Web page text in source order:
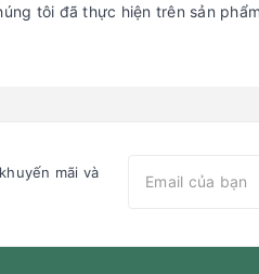
tôi đã thực hiện trên sản
mãi và